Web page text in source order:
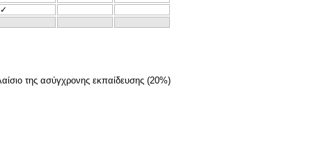
✓
της ασύγχρονης εκπαίδευσης (20%)